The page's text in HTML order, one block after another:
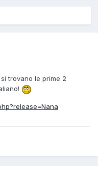
trovano le prime 2